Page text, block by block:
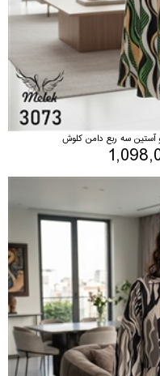
آستین سه ربع دامن کلوش